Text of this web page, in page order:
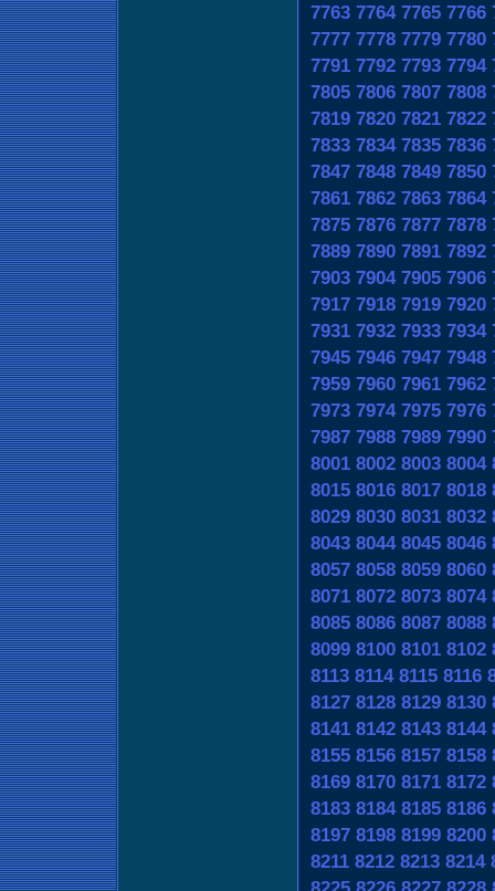
7763 7764 7765 7766
7777 7778 7779 7780
7791 7792 7793 7794
7805 7806 7807 7808
7819 7820 7821 7822
7833 7834 7835 7836
7847 7848 7849 7850
7861 7862 7863 7864
7875 7876 7877 7878
7889 7890 7891 7892
7903 7904 7905 7906
7917 7918 7919 7920
7931 7932 7933 7934
7945 7946 7947 7948
7959 7960 7961 7962
7973 7974 7975 7976
7987 7988 7989 7990
8001 8002 8003 8004
8015 8016 8017 8018
8029 8030 8031 8032
8043 8044 8045 8046
8057 8058 8059 8060
8071 8072 8073 8074
8085 8086 8087 8088
8099 8100 8101 8102
8113 8114 8115 8116
8127 8128 8129 8130
8141 8142 8143 8144
8155 8156 8157 8158
8169 8170 8171 8172
8183 8184 8185 8186
8197 8198 8199 8200
8211 8212 8213 8214